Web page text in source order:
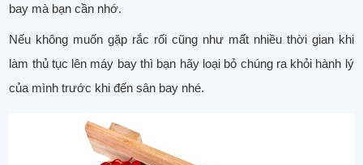
bay mà bạn cần nhớ.
Nếu không muốn gặp rắc rối cũng như mất nhiều thời gian khi
làm thủ tục lên máy bay thì bạn hãy loại bỏ chúng ra khỏi hành lý
của mình trước khi đến sân bay nhé.